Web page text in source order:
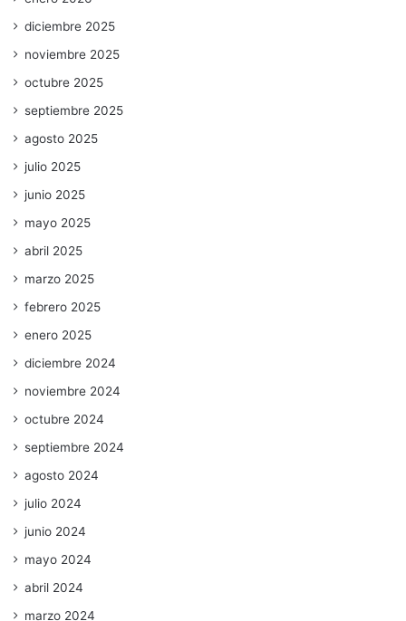
diciembre 2025
noviembre 2025
octubre 2025
septiembre 2025
agosto 2025
julio 2025
junio 2025
mayo 2025
abril 2025
marzo 2025
febrero 2025
enero 2025
diciembre 2024
noviembre 2024
octubre 2024
septiembre 2024
agosto 2024
julio 2024
junio 2024
mayo 2024
abril 2024
marzo 2024